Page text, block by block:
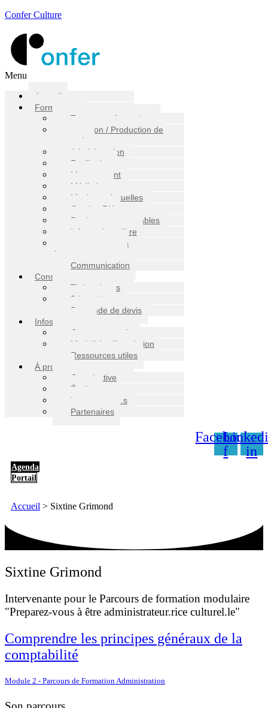
Confer Culture
Menu
Accueil
Formations
Toutes nos formations
Diffusion / Production de
spectacle
Administration
Facilitation
Management
Médiation
Musiques Actuelles
Gestion RH
Pratiques responsables
Informatique libre
Transmission &
Accompagnement
Communication
Conseil
Thématiques
Démarche
Demande de devis
Infos pratiques
Contact et accès
Modalités d’inscription
Ressources utiles
À propos
Coopérative
Équipe
Intervenant.e.s
Partenaires
Facebook-
f
in
Agenda
Portail
Accueil > Sixtine Grimond
Sixtine Grimond
Intervenante pour le Parcours de formation modulaire
"Preparez-vous à être administrateur.rice culturel.le"
Comprendre les principes généraux de la
comptabilité
Module 2 - Parcours de Formation Administration